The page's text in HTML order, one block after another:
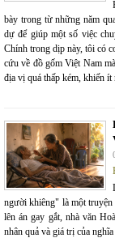
bày trong từ những năm
dự để giúp một số việc
Chính trong dịp này, tôi có
cứu về đồ gốm Việt Nam
địa vị quá thấp kém, khiến
người khiêng" là một
lên án gay gắt, nhà văn
nhân quả và giá trị của